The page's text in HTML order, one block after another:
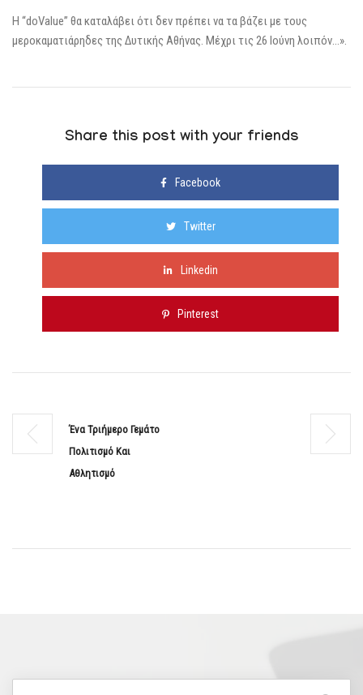
Η “doValue” θα καταλάβει ότι δεν πρέπει να τα βάζει με τους
μεροκαματιάρηδες της Δυτικής Αθήνας. Μέχρι τις 26 Ιούνη λοιπόν…».
Share this post with your friends
Facebook
Twitter
Linkedin
Pinterest
Ένα Τριήμερο Γεμάτο
Πολιτισμό Και
Αθλητισμό